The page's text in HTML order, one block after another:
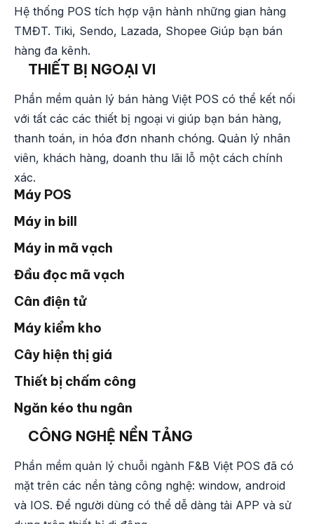
Hệ thống POS tích hợp vận hành những gian hàng
TMĐT. Tiki, Sendo, Lazada, Shopee Giúp bạn bán
hàng đa kênh.
THIẾT BỊ NGOẠI VI
Phần mềm quản lý bán hàng Việt POS có thể kết nối
với tất các các thiết bị ngoại vi giúp bạn bán hàng,
thanh toán, in hóa đơn nhanh chóng. Quản lý nhân
viên, khách hàng, doanh thu lãi lỗ một cách chính
xác.
Máy POS
Máy in bill
Máy in mã vạch
Đầu đọc mã vạch
Cân điện tử
Máy kiểm kho
Cây hiện thị giá
Thiết bị chấm công
Ngăn kéo thu ngân
CÔNG NGHỆ NỀN TẢNG
Phần mềm quản lý chuỗi ngành F&B Việt POS đã có
mặt trên các nền tảng công nghệ: window, android
và IOS. Để người dùng có thể dễ dàng tải APP và sử